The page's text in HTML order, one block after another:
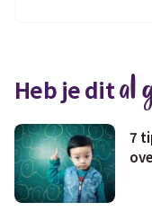
Geld &
Heb je dital
7